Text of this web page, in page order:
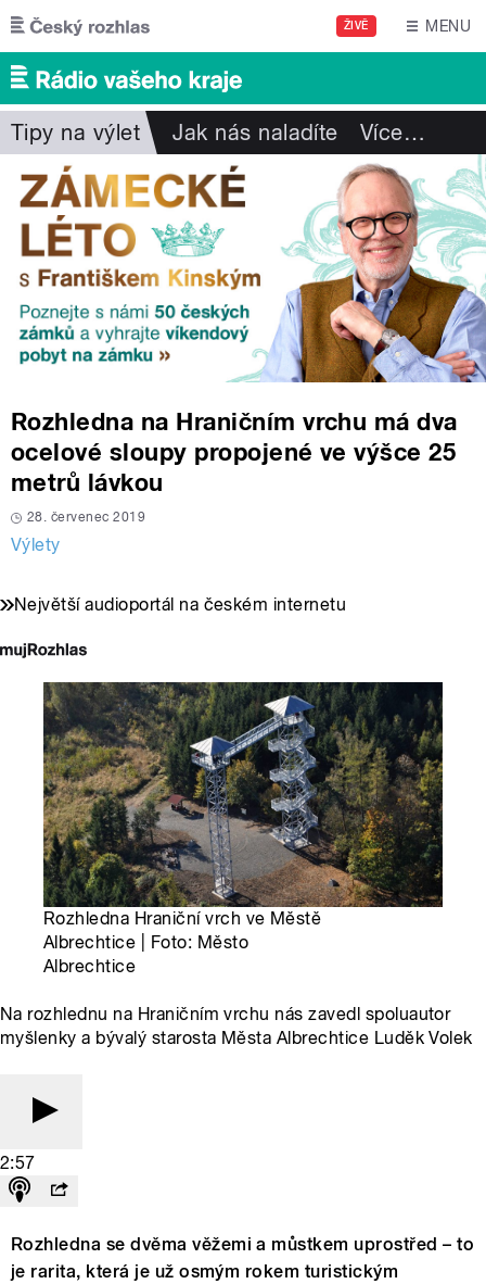
Přejít k hlavnímu obsahu
ŽIVĚ MENU
Tipy na výlet Jak nás naladíte Více…
Rozhledna na Hraničním vrchu má dva
ocelové sloupy propojené ve výšce 25
metrů lávkou
28. červenec 2019
Výlety
Největší audioportál na českém internetu
Rozhledna Hraniční vrch ve Městě
Albrechtice | Foto: Město
Albrechtice
Na rozhlednu na Hraničním vrchu nás zavedl spoluautor
myšlenky a bývalý starosta Města Albrechtice Luděk Volek
2:57
Rozhledna se dvěma věžemi a můstkem uprostřed – to
je rarita, která je už osmým rokem turistickým